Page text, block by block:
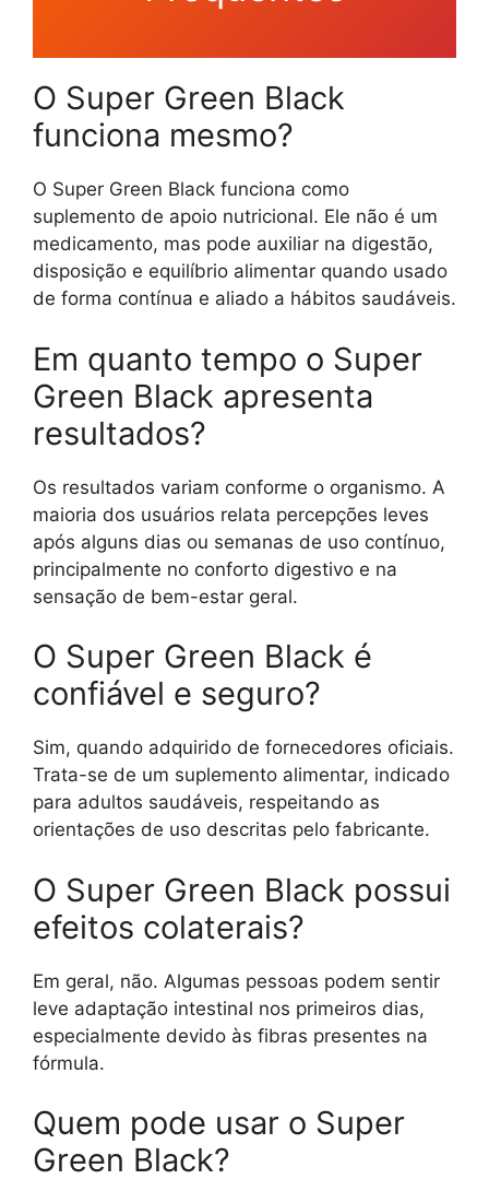
O Super Green Black
funciona mesmo?
O Super Green Black funciona como
suplemento de apoio nutricional. Ele não é um
medicamento, mas pode auxiliar na digestão,
disposição e equilíbrio alimentar quando usado
de forma contínua e aliado a hábitos saudáveis.
Em quanto tempo o Super
Green Black apresenta
resultados?
Os resultados variam conforme o organismo. A
maioria dos usuários relata percepções leves
após alguns dias ou semanas de uso contínuo,
principalmente no conforto digestivo e na
sensação de bem-estar geral.
O Super Green Black é
confiável e seguro?
Sim, quando adquirido de fornecedores oficiais.
Trata-se de um suplemento alimentar, indicado
para adultos saudáveis, respeitando as
orientações de uso descritas pelo fabricante.
O Super Green Black possui
efeitos colaterais?
Em geral, não. Algumas pessoas podem sentir
leve adaptação intestinal nos primeiros dias,
especialmente devido às fibras presentes na
fórmula.
Quem pode usar o Super
Green Black?